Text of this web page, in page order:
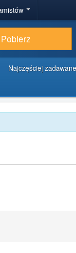
Pobierz
Najczęściej